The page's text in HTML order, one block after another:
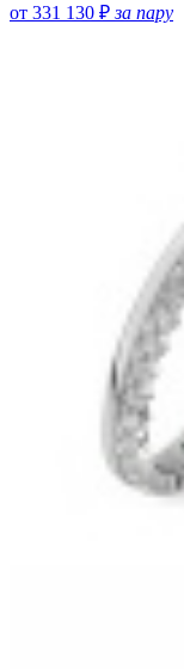
от 331 130 ₽за пару